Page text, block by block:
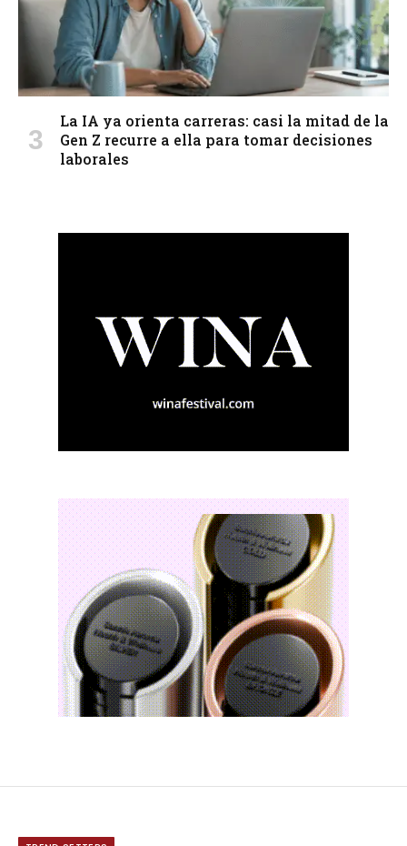
La IA ya orienta carreras: casi la mitad de la
Gen Z recurre a ella para tomar decisiones
laborales